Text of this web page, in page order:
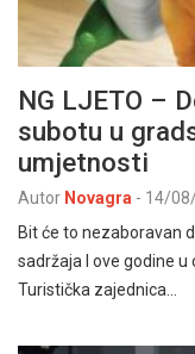
NG LJETO –
subotu u
umjetnosti
Autor Novagra - 14/
Bit će to nezaboravan
sadržaja I ove godine
Turistička zajednica…